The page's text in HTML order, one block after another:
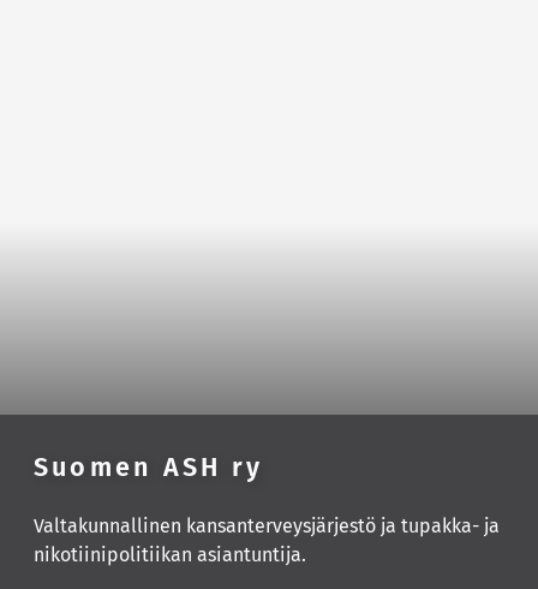
Suomen ASH ry
Valtakunnallinen kansanterveysjärjestö ja tupakka- ja
nikotiinipolitiikan asiantuntija.